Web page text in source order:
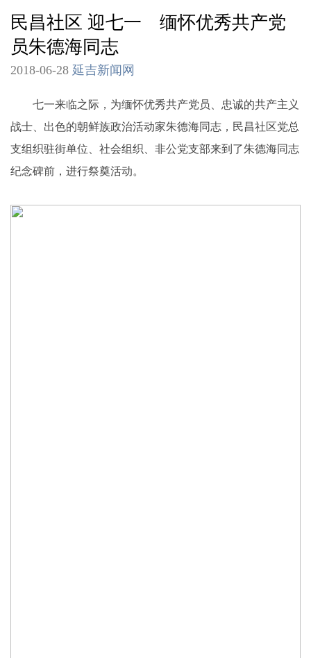
民昌社区 迎七一 缅怀优秀共产党
员朱德海同志
2018-06-28 延吉新闻网
七一来临之际，为缅怀优秀共产党员、忠诚的共产主义
战士、出色的朝鲜族政治活动家朱德海同志，民昌社区党总
支组织驻街单位、社会组织、非公党支部来到了朱德海同志
纪念碑前，进行祭奠活动。